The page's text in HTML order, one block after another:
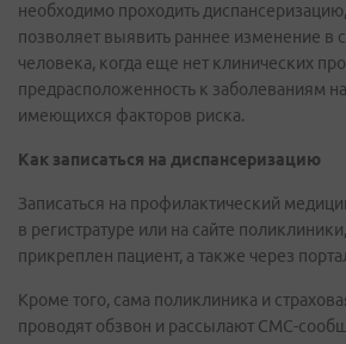
необходимо проходить
позволяет выявить раннее изменение в
человека, когда еще нет клинических
предрасположенность к заболеваниям
имеющихся факторов риска.
Как записаться на диспансеризацию
Записаться на профилактический
в регистратуре или на сайте
прикреплен пациент, а также через
Кроме того, сама поликлиника и
проводят обзвон и рассылают СМС-